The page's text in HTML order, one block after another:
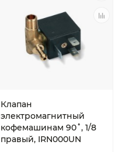
Клапан
электромагнитный
кофемашинам 90˚, 1/8
правый, IRN000UN